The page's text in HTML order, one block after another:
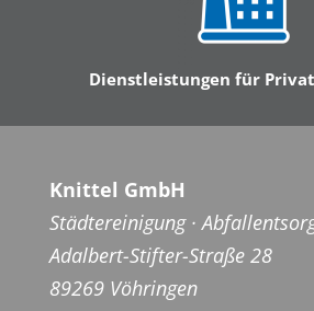
Dienstleistungen für
Knittel GmbH
Städtereinigung ·
Adalbert-Stifter-Straße 28
89269 Vöhringen